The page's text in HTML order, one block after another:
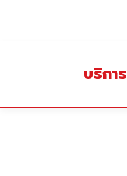
บริการ